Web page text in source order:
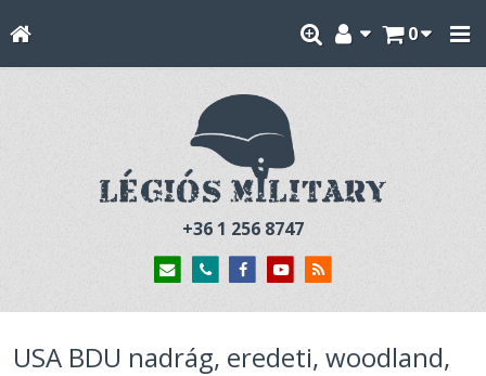
0
+36 1 256 8747
USA BDU nadrág, eredeti, woodland,